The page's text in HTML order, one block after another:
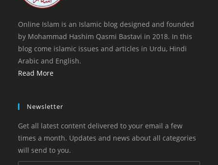
Online Islam is an Islamic blog designed and founded
by Mohammad Hashim Qasmi Bastavi in 2018. In this
blog come islamic issues and articles in Urdu, Hindi
Arabic and English.
Read More
Newsletter
Get all latest content delivered to your email a few
times a month. Updates and news about all categories
will send to you.